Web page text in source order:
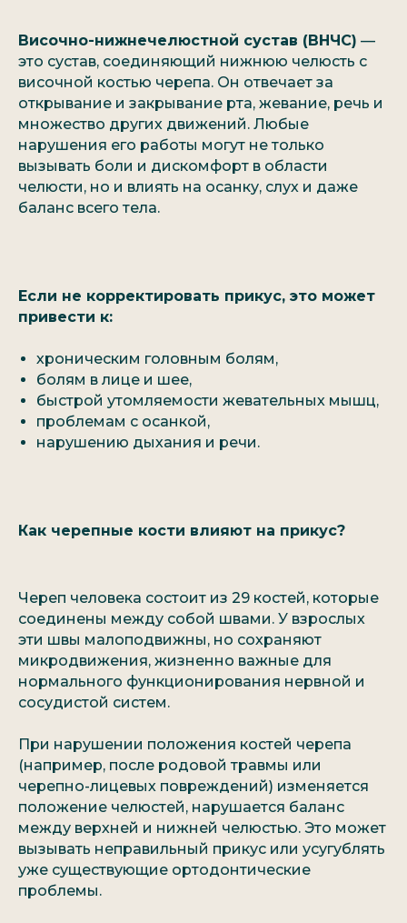
Височно-нижнечелюстной сустав (ВНЧС) —
это сустав, соединяющий нижнюю челюсть с
височной костью черепа. Он отвечает за
открывание и закрывание рта, жевание, речь и
множество других движений. Любые
нарушения его работы могут не только
вызывать боли и дискомфорт в области
челюсти, но и влиять на осанку, слух и даже
баланс всего тела.
Если не корректировать прикус, это может
привести к:
хроническим головным болям,
болям в лице и шее,
быстрой утомляемости жевательных мышц,
проблемам с осанкой,
нарушению дыхания и речи.
Как черепные кости влияют на прикус?
Череп человека состоит из 29 костей, которые
соединены между собой швами. У взрослых
эти швы малоподвижны, но сохраняют
микродвижения, жизненно важные для
нормального функционирования нервной и
сосудистой систем.
При нарушении положения костей черепа
(например, после родовой травмы или
черепно-лицевых повреждений) изменяется
положение челюстей, нарушается баланс
между верхней и нижней челюстью. Это может
вызывать неправильный прикус или усугублять
уже существующие ортодонтические
проблемы.